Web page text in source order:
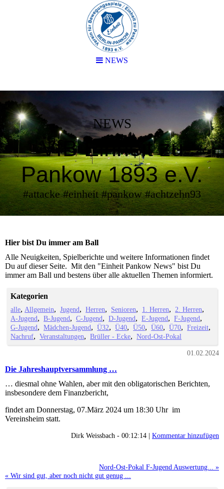
NEWS
VfB Einheit zu
Pankow 1893 e.V.
#attacke #einheit #pankow #achtzehn93
Hier bist Du immer am Ball
Alle Neuigkeiten, Spielberichte und weitere Informationen findet
Du auf dieser Seite. Mit den "Einheit Pankow News" bist Du
immer am Ball und bestens über alle aktuellen Themen informiert.
Kategorien
alle Allgemein Jugend Herren Senioren 1. Herren
2. Herren
A-Jugend
B-Jugend C-Jugend D-Jugend E-Jugend
F-Jugend
G-Jugend
Mädchen-Jugend Ü32 Ü40 Ü50 Ü60 Ü70
Freizeit
Nachruf
Veranstaltungen Brüller - Ecke Nord-Ost-Pokal
01.02.2024
Die Jahreshauptversammlung …
… diesmal ohne Wahlen, aber mit den obligatorischen Berichten,
insbesondere dem Finanzbericht,
findet am Donnerstag, 07.März 2024 um 18:30 Uhr im
Vereinsheim statt.
Dirk Weissbach - 00:12:14 | Kommentar hinzufügen
Nord-Ost-Pokal F-Jugend Auswertung... »
« Wir sind gut, aber noch nicht gut genug ...
NEWS